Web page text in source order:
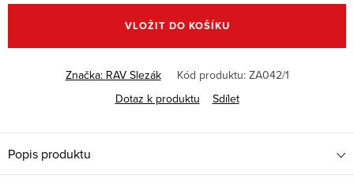
cena:
VLOŽIT DO KOŠÍKU
Značka: RAV Slezák Kód produktu: ZA042/1
Dotaz k produktu
Sdílet
Popis produktu